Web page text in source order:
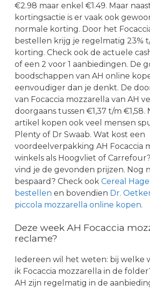
€2.98 maar enkel €1.49. Maar
kortingsactie is er vaak ook
normale korting. Door het
bestellen krijg je regelmatig 23%
korting. Check ook de actuele
of een 2 voor 1 aanbiedingen. De
boodschappen van AH online
eenvoudiger dan je denkt. De
van Focaccia mozzarella van AH
doorgaans tussen €1,37 t/m €1,58.
artikel kopen ook veel mensen
Plenty of Dr Swaab. Wat kost een
voordeelverpakking AH Focaccia
winkels als Hoogvliet of
vind je de gevonden prijzen. Nog
bespaard? Check ook Cereal
bestellen en bovendien Dr.
piccola mozzarella online kopen.
Deze week AH Focaccia
reclame?
Iedereen wil het weten: bij welke
ik Focaccia mozzarella in de
AH zijn regelmatig in de